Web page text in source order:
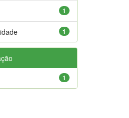
1
1
1